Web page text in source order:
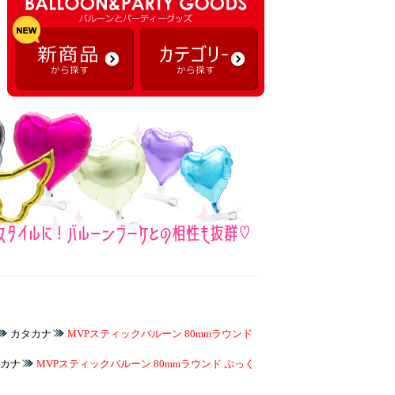
カタカナ
MVPスティックバルーン 80mmラウンド
ナ
MVPスティックバルーン 80mmラウンド ぷっく